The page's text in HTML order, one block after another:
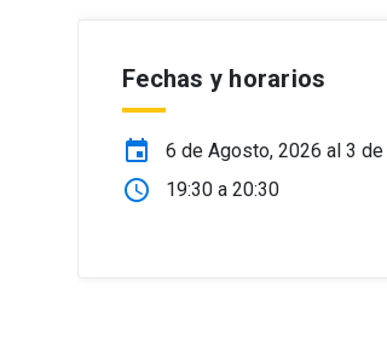
Fechas y horarios
event 6 de Agosto, 2026 al 3 de
schedule 19:30 a 20:30